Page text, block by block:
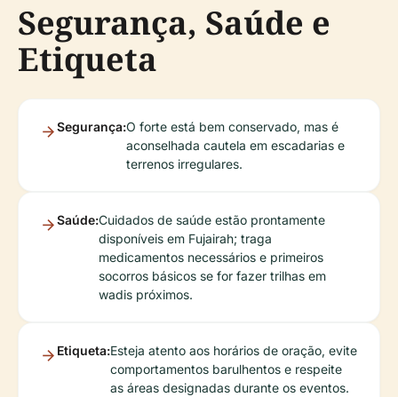
Segurança, Saúde e
Etiqueta
Segurança:O forte está bem conservado, mas é
aconselhada cautela em escadarias e
terrenos irregulares.
Saúde:Cuidados de saúde estão prontamente
disponíveis em Fujairah; traga
medicamentos necessários e primeiros
socorros básicos se for fazer trilhas em
wadis próximos.
Etiqueta:Esteja atento aos horários de oração, evite
comportamentos barulhentos e respeite
as áreas designadas durante os eventos.